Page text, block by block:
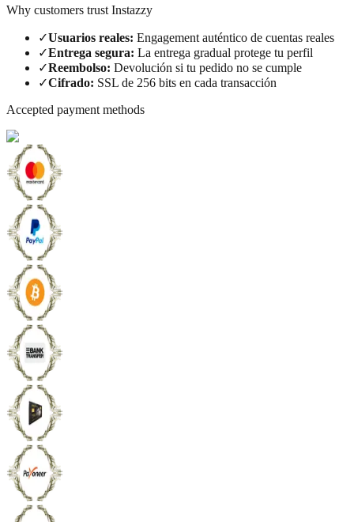
Why customers trust Instazzy
✓Usuarios reales: Engagement auténtico de cuentas reales
✓Entrega segura: La entrega gradual protege tu perfil
✓Reembolso: Devolución si tu pedido no se cumple
✓Cifrado: SSL de 256 bits en cada transacción
Accepted payment methods